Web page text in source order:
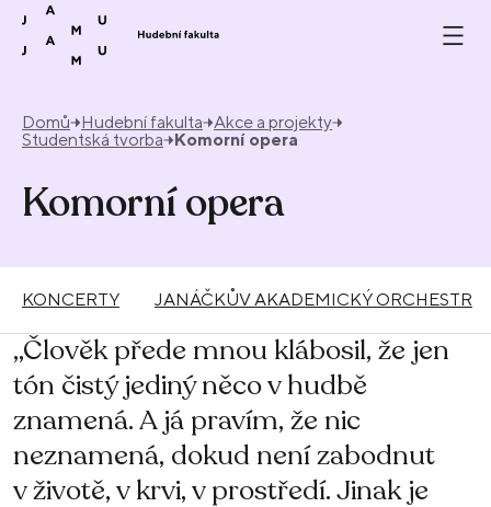
Přeskočit na obsah
Domů Hudební fakulta Akce a projekty
Studentská tvorba
Komorní opera
Komorní opera
KONCERTY JANÁČKŮV AKADEMICKÝ ORCHESTR
„Člověk přede mnou klábosil, že jen
tón čistý jediný něco v hudbě
znamená. A já pravím, že nic
neznamená, dokud není zabodnut
v životě, v krvi, v prostředí. Jinak je